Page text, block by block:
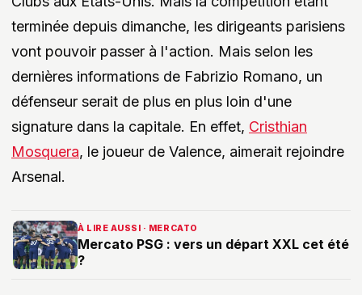
terminée depuis dimanche, les dirigeants parisiens
vont pouvoir passer à l'action. Mais selon les
dernières informations de Fabrizio Romano, un
défenseur serait de plus en plus loin d'une
signature dans la capitale. En effet, Cristhian
Mosquera, le joueur de Valence, aimerait rejoindre
Arsenal.
À LIRE AUSSI · MERCATO
Mercato PSG : vers un départ XXL cet été
?